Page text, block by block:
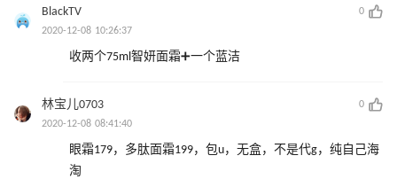
BlackTV
0
2020-12-08 10:26:37
收两个75ml智妍面霜➕一个蓝洁
林宝儿0703
0
2020-12-08 08:41:40
眼霜179，多肽面霜199，包u，无盒，不是代g，纯自己海
淘